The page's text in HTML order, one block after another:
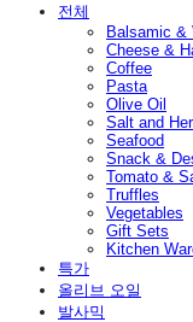
전체
Balsamic &
Cheese &
Coffee
Pasta
Olive Oil
Salt and
Seafood
Snack &
Tomato &
Truffles
Vegetables
Gift Sets
Kitchen
특가
올리브 오일
발사믹